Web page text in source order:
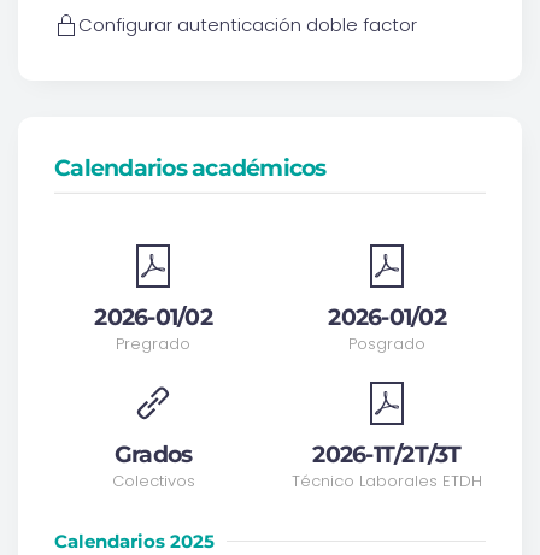
Configurar autenticación doble factor
Calendarios académicos
2026-01/02
Pregrado
Grados
Colectivos
2026-01/02
Posgrado
2026-1T/2T/3T
Técnico Laborales ETDH
Calendarios 2025